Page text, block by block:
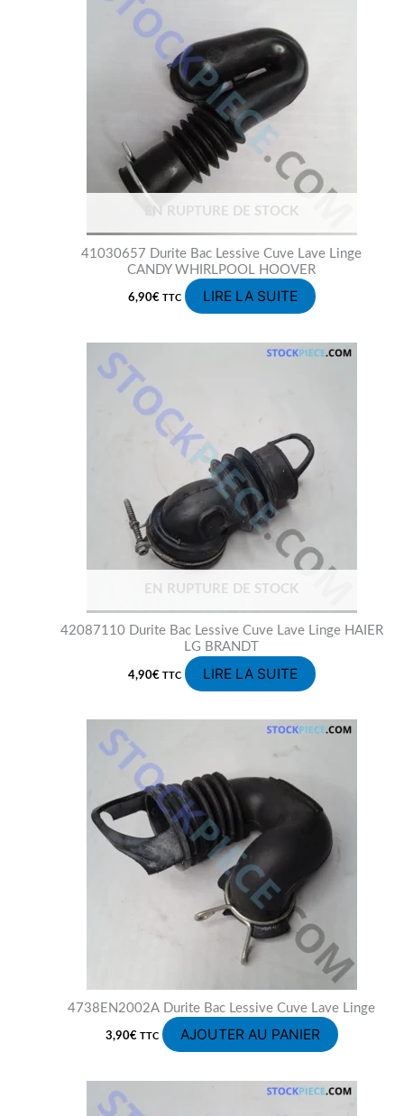
EN RUPTURE DE STOCK
41030657 Durite Bac Lessive Cuve Lave Linge
CANDY WHIRLPOOL HOOVER
6,90€ TTC LIRE LA SUITE
EN RUPTURE DE STOCK
42087110 Durite Bac Lessive Cuve Lave Linge HAIER
LG BRANDT
4,90€ TTC LIRE LA SUITE
4738EN2002A Durite Bac Lessive Cuve Lave Linge
3,90€ TTC AJOUTER AU PANIER